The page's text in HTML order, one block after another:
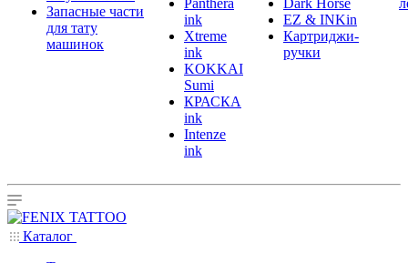
Запасные части
для тату
машинок
Panthera
ink
Xtreme
ink
KOKKAI
Sumi
КРАСКА
ink
Intenze
ink
Dark Horse
EZ & INKin
Картриджи-
ручки
Каталог